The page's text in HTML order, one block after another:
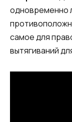
одновременно
самое для
вытягиваний